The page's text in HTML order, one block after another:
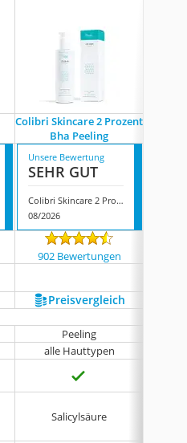
Colibri Skincare 2 Prozent
Bha Peeling
Unsere Bewertung
SEHR GUT
Colibri Skincare 2 Prozent Bha Peeling
08/2026
902 Bewertungen
Preis­vergleich
Peeling
alle Hauttypen
Salicylsäure